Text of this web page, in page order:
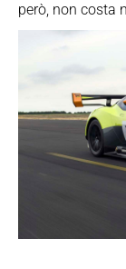
però, non costa